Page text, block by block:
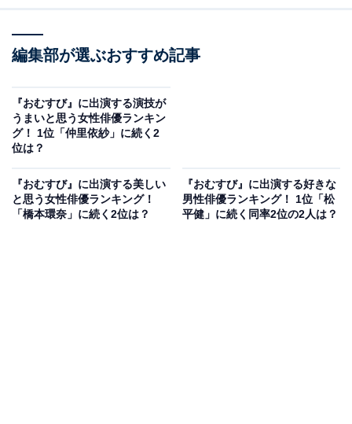
編集部が選ぶおすすめ記事
『おむすび』に出演する演技が
うまいと思う女性俳優ランキン
グ！ 1位「仲里依紗」に続く2
位は？
『おむすび』に出演する美しい
と思う女性俳優ランキング！
「橋本環奈」に続く2位は？
『おむすび』に出演する好きな
男性俳優ランキング！ 1位「松
平健」に続く同率2位の2人は？